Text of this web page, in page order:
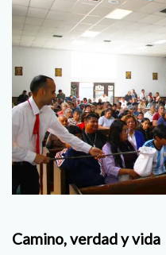
Camino, verdad y vida